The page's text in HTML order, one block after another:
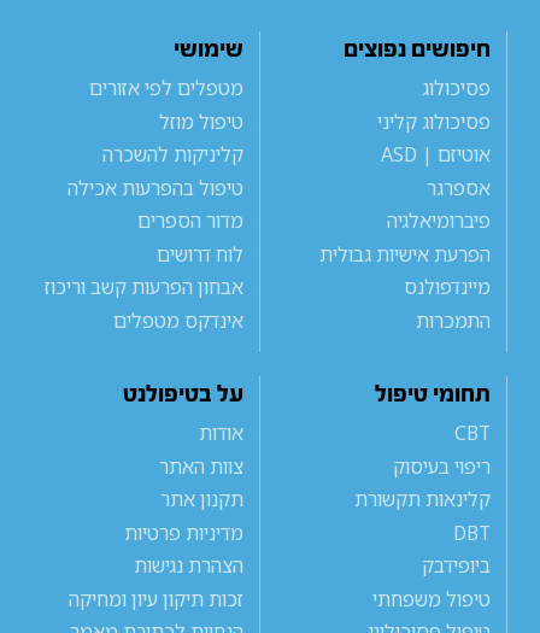
חיפושים נפוצים
פסיכולוג
פסיכולוג קליני
אוטיזם | ASD
אספרגר
פיברומיאלגיה
הפרעת אישיות גבולית
מיינדפולנס
התמכרות
שימושי
מטפלים לפי אזורים
טיפול מוזל
קליניקות להשכרה
טיפול בהפרעות אכילה
מדור הספרים
לוח דרושים
אבחון הפרעות קשב וריכוז
אינדקס מטפלים
תחומי טיפול
CBT
ריפוי בעיסוק
קלינאות תקשורת
DBT
ביופידבק
טיפול משפחתי
על בטיפולנט
אודות
צוות האתר
תקנון אתר
מדיניות פרטיות
הצהרת נגישות
זכות תיקון עיון ומחיקה